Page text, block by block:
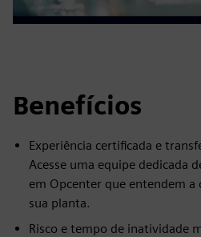
Benefícios
Experiência certificada e
Acesse uma equipe dedicada
em Opcenter que entendem a
sua planta.
Risco e tempo de inatividade